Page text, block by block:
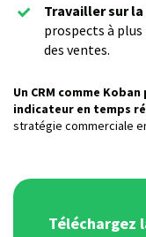
Travailler sur
prospects à
des ventes.
Un CRM comme
indicateur en temps
stratégie commerciale
Téléchargez